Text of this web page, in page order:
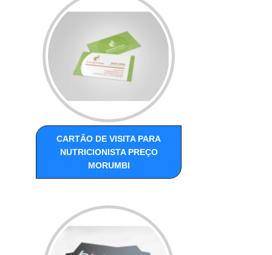
CARTÃO DE VISITA PARA
NUTRICIONISTA PREÇO
MORUMBI